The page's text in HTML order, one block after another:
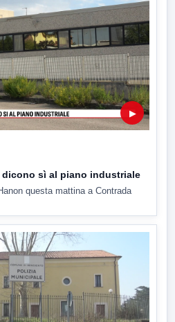
▶
dicono sì al piano industriale
questa mattina a Contrada